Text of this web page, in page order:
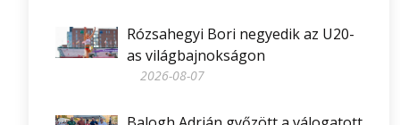
Rózsahegyi Bori negyedik az U20-
as világbajnokságon
2026-08-07